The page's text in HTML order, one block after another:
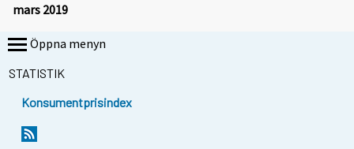
mars 2019
Öppna menyn
STATISTIK
Konsumentprisindex